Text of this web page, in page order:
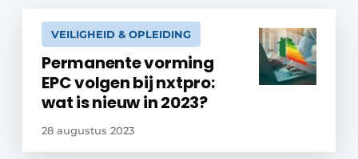
VEILIGHEID & OPLEIDING
Permanente vorming
EPC volgen bij nxtpro:
wat is nieuw in 2023?
28 augustus 2023